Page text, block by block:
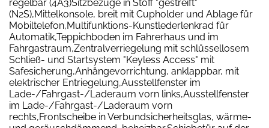
regelbar (4A3)Sitzbezüge in Stoff "gestreift"
(N2S),Mittelkonsole, breit mit Cupholder und Ablage für
Mobiltelefon,Multifunktions-Kunstlederlenkrad für
Automatik,Teppichboden im Fahrerhaus und im
Fahrgastraum,Zentralverriegelung mit schlüssellosem
Schließ- und Startsystem "Keyless Access" mit
Safesicherung,Anhängevorrichtung, anklappbar, mit
elektrischer Entriegelung,Ausstellfenster im
Lade-/Fahrgast-/Laderaum vorn links,Ausstellfenster
im Lade-/Fahrgast-/Laderaum vorn
rechts,Frontscheibe in Verbundsicherheitsglas, wärme-